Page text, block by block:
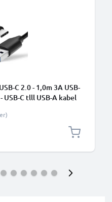
C 2.0 - 1,0m 3A USB-
USB-C tlll USB-A kabel